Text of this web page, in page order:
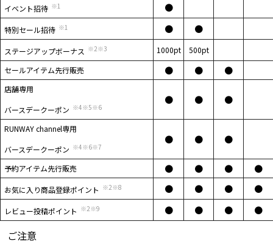
イベント招待 ※1 ●
特別セール招待 ※1 ● ●
ステージアップボーナス ※2※3 1000pt
500pt
セールアイテム先行販売
● ● ●
店舗専用
バースデークーポン ※4※5※6
● ● ●
RUNWAY channel専用
バースデークーポン ※4※6※7
● ● ●
予約アイテム先行販売 ● ● ● ●
お気に入り商品登録ポイント ※2※8 ● ● ● ●
レビュー投稿ポイント ※2※9 ● ● ● ●
ご注意